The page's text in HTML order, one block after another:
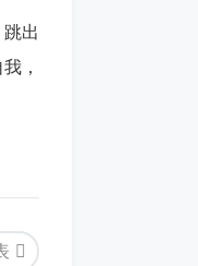
出
，